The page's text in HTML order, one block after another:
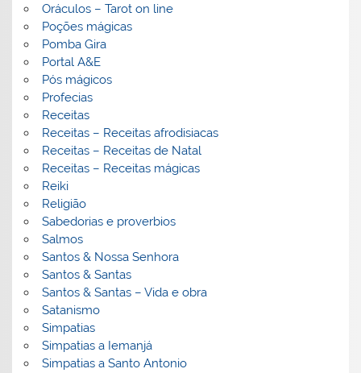
Oráculos – Tarot on line
Poções mágicas
Pomba Gira
Portal A&E
Pós mágicos
Profecias
Receitas
Receitas – Receitas afrodisiacas
Receitas – Receitas de Natal
Receitas – Receitas mágicas
Reiki
Religião
Sabedorias e proverbios
Salmos
Santos & Nossa Senhora
Santos & Santas
Santos & Santas – Vida e obra
Satanismo
Simpatias
Simpatias a Iemanjá
Simpatias a Santo Antonio